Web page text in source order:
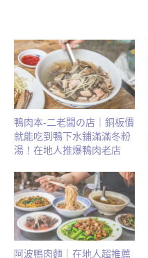
鴨肉本-二老闆の店｜銅板價
就能吃到鴨下水鋪滿滿冬粉
湯！在地人推爆鴨肉老店
阿波鴨肉麵｜在地人超推薦